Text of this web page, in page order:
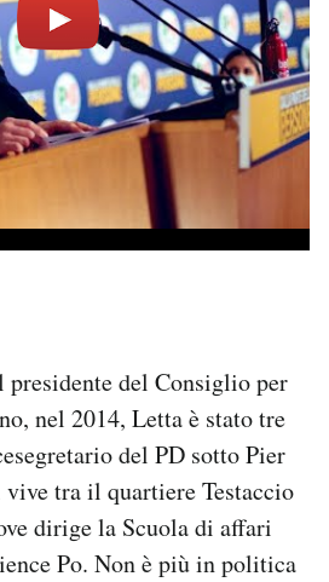
del Consiglio per
nel 2014, Letta è stato tre
del PD sotto Pier
tra il quartiere Testaccio
dirige la Scuola di affari
Po. Non è più in politica